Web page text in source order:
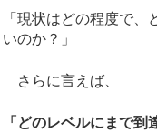
「現状はどの程度で
いのか？」
さらに言えば、
「どのレベルにまで到